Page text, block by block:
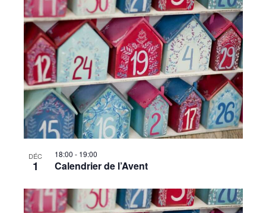
DÉC
1
18:00 - 19:00
Calendrier de l’Avent